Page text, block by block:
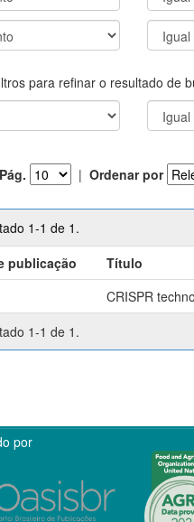
para refinar o resultado de
| Ordenar por
1-1 de 1.
publicação
Título
CRISPR
1-1 de 1.
por